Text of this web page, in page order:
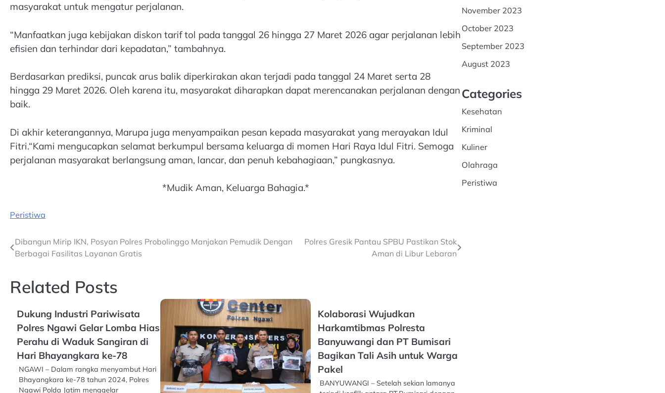
masyarakat untuk mengatur perjalanan.
“Manfaatkan juga kebijakan diskon tarif tol pada tanggal 26 hingga 27 Maret 2026 agar perjalanan lebih
efisien dan terhindar dari kepadatan,” tambahnya.
Berdasarkan prediksi, puncak arus balik diperkirakan akan terjadi pada tanggal 24 Maret serta 28
hingga 29 Maret 2026. Oleh karena itu, masyarakat diharapkan dapat merencanakan perjalanan dengan
baik.
Di akhir keterangannya, Marupa juga menyampaikan pesan kepada masyarakat yang merayakan Idul
Fitri.“Kami mengucapkan selamat berkumpul bersama keluarga di momen Hari Raya Idul Fitri. Semoga
perjalanan masyarakat berlangsung aman, lancar, dan penuh kebahagiaan,” pungkasnya.
*Mudik Aman, Keluarga Bahagia.*
Peristiwa
Post
navigation
Dibangun Mirip IKN, Posyan Polres Probolinggo Manjakan Pemudik Dengan
Berbagai Fasilitas Layanan Gratis
Polres Gresik Pantau SPBU Pastikan Stok
Aman di Libur Lebaran
Related Posts
Dukung Industri Pariwisata
Polres Ngawi Gelar Lomba Hias
Perahu di Waduk Sangiran di
Hari Bhayangkara ke-78
NGAWI – Dalam rangka menyambut Hari
Bhayangkara ke-78 tahun 2024, Polres
Ngawi Polda Jatim menggelar
Kolaborasi Wujudkan
Harkamtibmas Polresta
Banyuwangi dan PT Bumisari
Bagikan Tali Asih untuk Warga
Pakel
BANYUWANGI – Setelah sekian lamanya
November 2023
October 2023
September 2023
August 2023
Categories
Kesehatan
Kriminal
Kuliner
Olahraga
Peristiwa